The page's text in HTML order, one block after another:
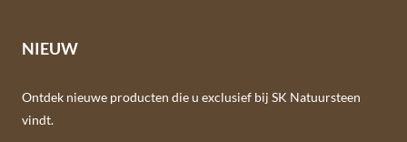
NIEUW
Ontdek nieuwe producten die u exclusief bij SK Natuursteen
vindt.